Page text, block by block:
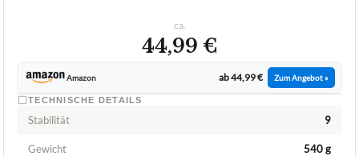
ca.
44,99 €
Amazon ab 44,99 € Zum Angebot »
TECHNISCHE DETAILS
Stabilität 9
Gewicht 540 g